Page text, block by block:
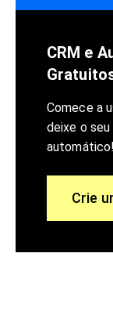
CRM e
Comece a
deixe o
automático!
Crie